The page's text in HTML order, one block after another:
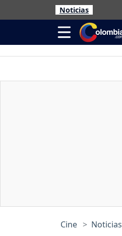
Noticias
Cine Noticias